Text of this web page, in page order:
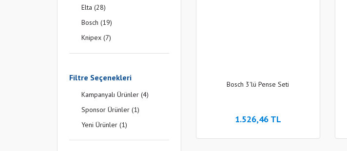
Elta (28)
Bosch (19)
Knipex (7)
Specco (1)
Filtre Seçenekleri
Kampanyalı Ürünler (4)
Sponsor Ürünler (1)
Yeni Ürünler (1)
Bosch 3'lü Pense Seti
1.526,46 TL